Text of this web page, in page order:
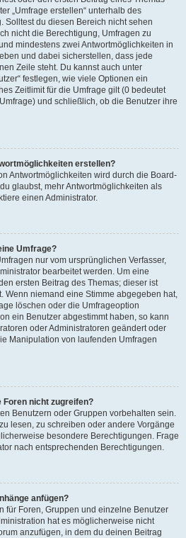
„Umfrage erstellen“ unterhalb des
Solltest du diesen Bereich nicht sehen
nicht die Berechtigung, Umfragen zu
mindestens zwei Antwortmöglichkeiten in
und dabei sicherstellen, dass jede
Zeile steht. Du kannst auch unter
festlegen, wie viele Optionen ein
Zeitlimit für die Umfrage gilt (0 bedeutet
und schließlich, ob die Benutzer ihre
erstellen?
Antwortmöglichkeiten wird durch die Board-
glaubst, mehr Antwortmöglichkeiten als
einen Administrator.
Umfrage?
nur vom ursprünglichen Verfasser,
bearbeitet werden. Um eine
ersten Beitrag des Themas; dieser ist
Wenn niemand eine Stimme abgegeben hat,
löschen oder die Umfrageoption
ein Benutzer abgestimmt haben, so kann
oder Administratoren geändert oder
Manipulation von laufenden Umfragen
nicht zugreifen?
Benutzern oder Gruppen vorbehalten sein.
lesen, zu schreiben oder andere Vorgänge
besondere Berechtigungen. Frage
nach entsprechenden Berechtigungen.
anfügen?
für Foren, Gruppen und einzelne Benutzer
hat es möglicherweise nicht
anzufügen, in dem du deinen Beitrag